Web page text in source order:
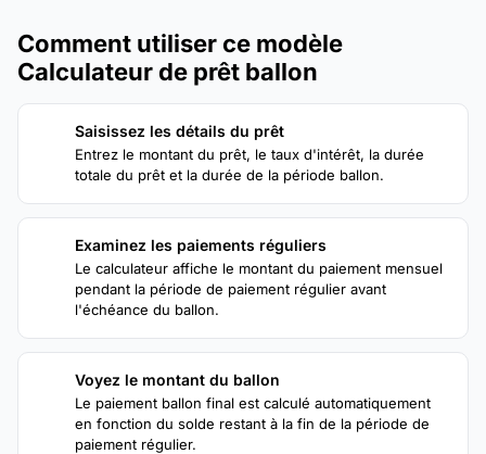
Comment utiliser ce modèle
Calculateur de prêt ballon
Saisissez les détails du prêt
Entrez le montant du prêt, le taux d'intérêt, la durée
totale du prêt et la durée de la période ballon.
Examinez les paiements réguliers
Le calculateur affiche le montant du paiement mensuel
pendant la période de paiement régulier avant
l'échéance du ballon.
Voyez le montant du ballon
Le paiement ballon final est calculé automatiquement
en fonction du solde restant à la fin de la période de
paiement régulier.